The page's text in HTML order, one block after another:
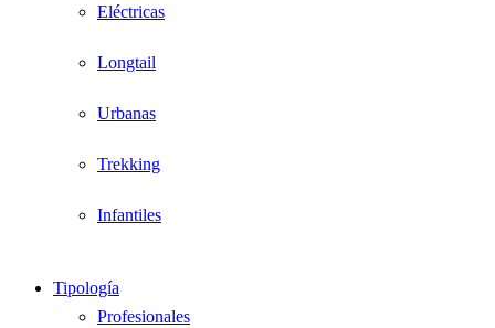
Eléctricas
Longtail
Urbanas
Trekking
Infantiles
Tipología
Profesionales